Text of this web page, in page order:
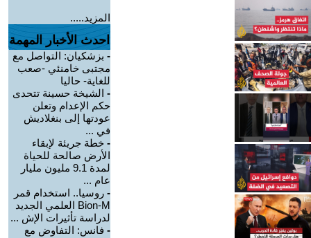
المزيد.....
احدث الأخبار المهمة
- بزشكيان: التواصل مع
مجتبى خامنئي -صعب
للغاية- حاليا
- الشيخة حسينة تتحدى
حكم الإعدام وتعلن
عودتها إلى بنغلاديش
في ...
- خطة جريئة لإبقاء
الأرض صالحة للحياة
لمدة 9.1 مليون مليار
عام ...
- روسيا.. استخدام قمر
Bion-M العلمي الجديد
لدراسة تأثيرات الإش ...
- فانس: التفاوض مع